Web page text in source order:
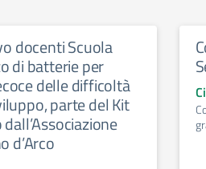
docenti Scuola
di batterie per
delle difficoltà
parte del Kit
d’Arco